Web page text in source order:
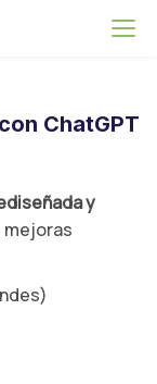
ChatGPT
y
mejoras